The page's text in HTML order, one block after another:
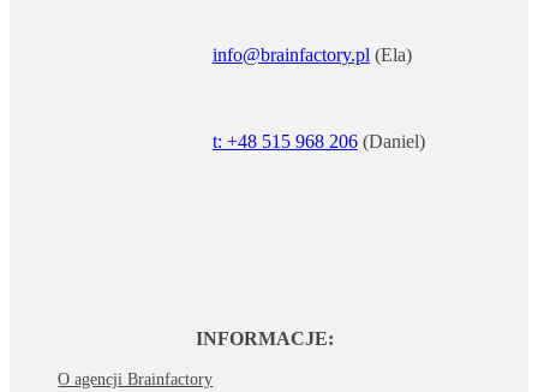
info@brainfactory.pl (Ela)
t: +48 515 968 206(Daniel)
INFORMACJE:
O agencji Brainfactory